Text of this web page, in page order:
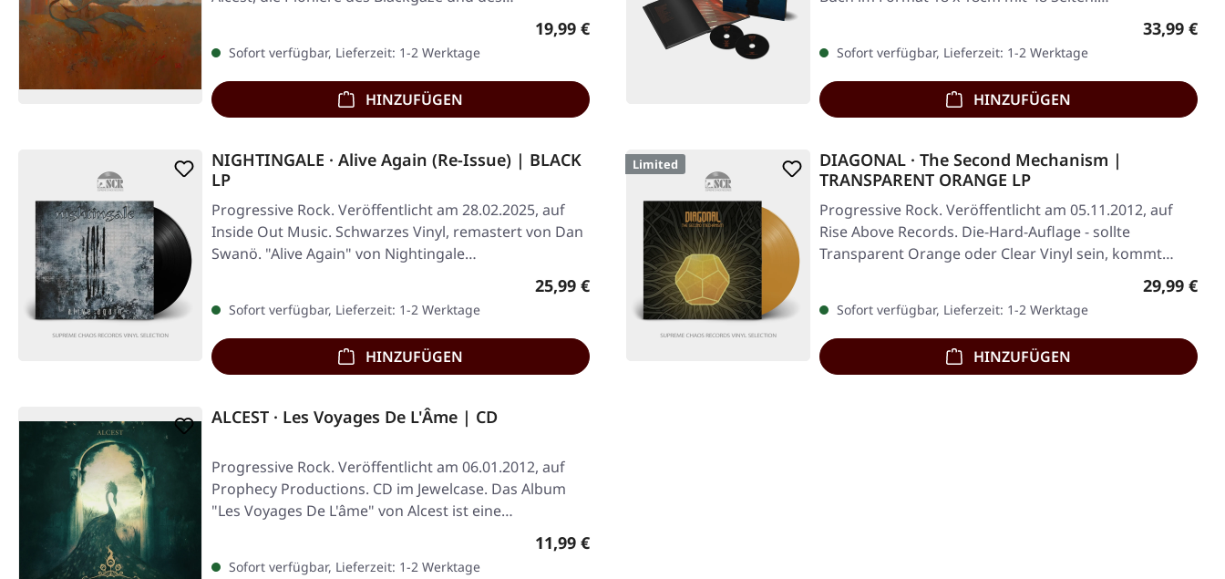
Regulärer Preis:
19,99 €
Sofort verfügbar, Lieferzeit: 1-2 Werktage
HINZUFÜGEN
Regulärer
33,99 €
Sofort verfügbar, Lieferzeit: 1-2 Werktage
HINZUFÜGEN
NIGHTINGALE · Alive Again (Re-Issue) | BLACK
LP
Progressive Rock. Veröffentlicht am 28.02.2025, auf
Inside Out Music. Schwarzes Vinyl, remastert von Dan
Swanö. "Alive Again" von Nightingale…
Regulärer Preis:
25,99 €
Sofort verfügbar, Lieferzeit: 1-2 Werktage
HINZUFÜGEN
Limited
DIAGONAL · The Second Mechanism |
TRANSPARENT ORANGE LP
Progressive Rock. Veröffentlicht am 05.11.2012, auf
Rise Above Records. Die-Hard-Auflage - sollte
Transparent Orange oder Clear Vinyl sein, kommt
Regulärer
29,99 €
Sofort verfügbar, Lieferzeit: 1-2 Werktage
HINZUFÜGEN
ALCEST · Les Voyages De L'Âme | CD
Progressive Rock. Veröffentlicht am 06.01.2012, auf
Prophecy Productions. CD im Jewelcase. Das Album
"Les Voyages De L'âme" von Alcest ist eine…
Regulärer Preis:
11,99 €
Sofort verfügbar, Lieferzeit: 1-2 Werktage